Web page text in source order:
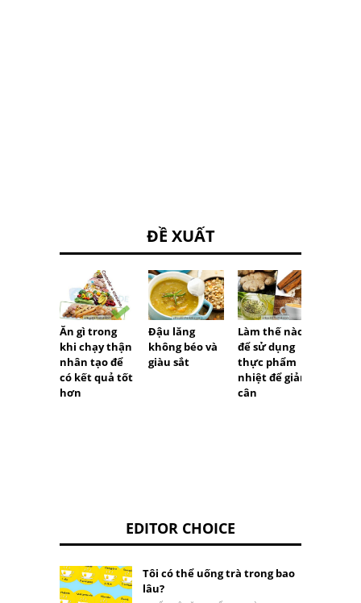
ĐỀ XUẤT
Ăn gì trong
khi chạy thận
nhân tạo để
có kết quả tốt
hơn
Đậu lăng
không béo và
giàu sắt
Làm thế nào
để sử dụng
thực phẩm
nhiệt để giảm
cân
EDITOR CHOICE
Tôi có thể uống trà trong bao
lâu?